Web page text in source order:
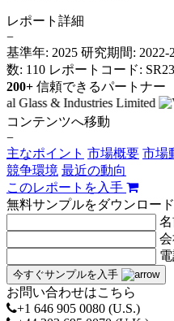
レポート詳細
−
基準年: 2025 研究期間: 2022-
数: 110 レポートコード:
200+ 信頼できるパートナー
コンテンツへ移動
−
主なポイント 市場概要 市場
競争環境 最近の動向
このレポートを入手
無料サンプルをダウンロード
今すぐサンプルを入手
お問い合わせはこちら
+1 646 905 0080 (U.S.)